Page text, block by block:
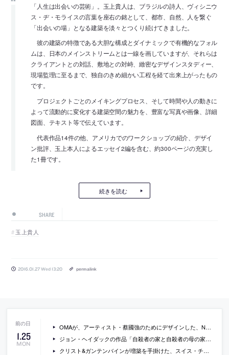
「人生は出会いの芸術」。玉上貴人は、ブラジルの詩人、ヴィシニウ
ス・ヂ・モライスの言葉を座右の銘として、都市、自然、人を繋ぐ
「出会いの場」となる建築を淡々とつくり続けてきました。
彼の建築の特徴である大胆な構成とダイナミックで有機的なフォル
ムは、日本のメインストリームとは一線を画していますが、それらは
クライアントとの対話、敷地との対峙、緻密なデザインスタディー、
現場監理に至るまで、独自のきめ細かい工程を経て出来上がったもの
です。
プロジェクトごとのメイキングプロセス、そして時間や人の動きに
よって流動的に変化する建築空間の魅力を、豊富な写真や画像、詳細
図面、テキスト等で伝えています。
代表作品14件の他、アメリカでのワークショップの紹介、デザイ
ン批評、玉上本人によるエッセイ2編を含む、約300ページの充実し
た1冊です。
続きを読む
SHARE
玉上貴人
2016.01.27 Wed 13:20 permalink
1.25
MON
OMAが、アーティスト・蔡國強のためにデザインした、NYのスタジオの写真など
ジョン・ヘイダックの作品「自殺者の家と自殺者の母の家」がプラハの公園に設置・公開
クリスト&ガンテンバインが増築を手掛けた、スイス・チューリッヒの国立ミュージアムの写真